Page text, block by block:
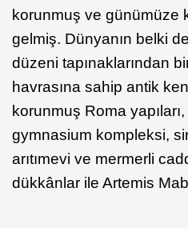
korunmuş ve günümüze
gelmiş. Dünyanın belki
düzeni tapınaklarından
havrasına sahip antik
korunmuş Roma
gymnasium kompleksi,
arıtımevi ve mermerli
dükkânlar ile Artemis